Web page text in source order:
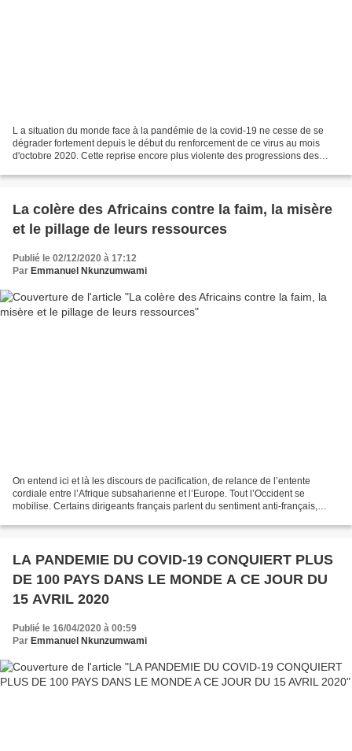
L a situation du monde face à la pandémie de la covid-19 ne cesse de se
dégrader fortement depuis le début du renforcement de ce virus au mois
d'octobre 2020. Cette reprise encore plus violente des progressions des
La colère des Africains contre la faim, la misère
et le pillage de leurs ressources
Publié le 02/12/2020 à 17:12
Par Emmanuel Nkunzumwami
On entend ici et là les discours de pacification, de relance de l’entente
cordiale entre l’Afrique subsaharienne et l’Europe. Tout l’Occident se
mobilise. Certains dirigeants français parlent du sentiment anti-français,
LA PANDEMIE DU COVID-19 CONQUIERT PLUS
DE 100 PAYS DANS LE MONDE A CE JOUR DU
15 AVRIL 2020
Publié le 16/04/2020 à 00:59
Par Emmanuel Nkunzumwami